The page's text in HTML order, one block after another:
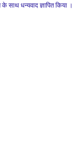
साथ धन्‍यवाद ज्ञापित किया ।